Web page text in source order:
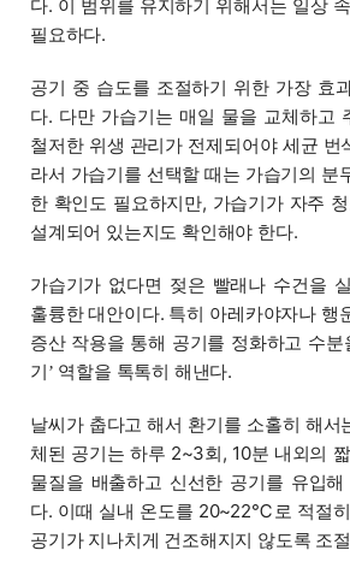
다. 이 범위를 유지하기 위해서는 일상
필요하다.
공기 중 습도를 조절하기 위한 가장 효
다. 다만 가습기는 매일 물을 교체하고
철저한 위생 관리가 전제되어야 세균 번
라서 가습기를 선택할 때는 가습기의 분
한 확인도 필요하지만, 가습기가 자주
설계되어 있는지도 확인해야 한다.
가습기가 없다면 젖은 빨래나 수건을
훌륭한 대안이다. 특히 아레카야자나 행
증산 작용을 통해 공기를 정화하고 수분
기’ 역할을 톡톡히 해낸다.
날씨가 춥다고 해서 환기를 소홀히 해서
체된 공기는 하루 2~3회, 10분 내외의
물질을 배출하고 신선한 공기를 유입
다. 이때 실내 온도를 20~22℃로 적절
공기가 지나치게 건조해지지 않도록 조